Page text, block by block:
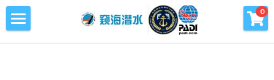
0
首页
×
商品分类